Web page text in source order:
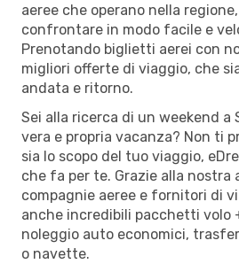
aeree che operano nella
confrontare in modo facile e
Prenotando biglietti aerei con
migliori offerte di viaggio, che
andata e ritorno.
Sei alla ricerca di un weekend a
vera e propria vacanza? Non ti
sia lo scopo del tuo viaggio,
che fa per te. Grazie alla nostra
compagnie aeree e fornitori di
anche incredibili pacchetti volo
noleggio auto economici,
o navette.